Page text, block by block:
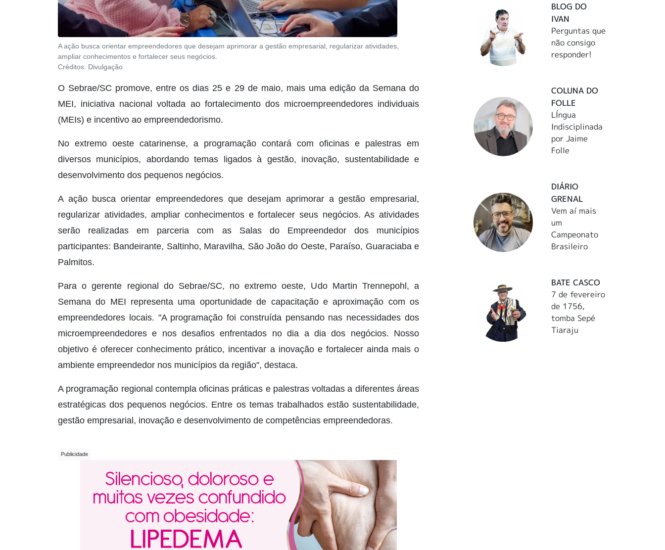
A ação busca orientar empreendedores que desejam aprimorar a gestão empresarial, regularizar atividades,
ampliar conhecimentos e fortalecer seus negócios.
Créditos: Divulgação
O Sebrae/SC promove, entre os dias 25 e 29 de maio, mais uma edição da Semana do
MEI, iniciativa nacional voltada ao fortalecimento dos microempreendedores individuais
(MEIs) e incentivo ao empreendedorismo.
No extremo oeste catarinense, a programação contará com oficinas e palestras em
diversos municípios, abordando temas ligados à gestão, inovação, sustentabilidade e
desenvolvimento dos pequenos negócios.
A ação busca orientar empreendedores que desejam aprimorar a gestão empresarial,
regularizar atividades, ampliar conhecimentos e fortalecer seus negócios. As atividades
serão realizadas em parceria com as Salas do Empreendedor dos municípios
participantes: Bandeirante, Saltinho, Maravilha, São João do Oeste, Paraíso, Guaraciaba e
Palmitos.
Para o gerente regional do Sebrae/SC, no extremo oeste, Udo Martin Trennepohl, a
Semana do MEI representa uma oportunidade de capacitação e aproximação com os
empreendedores locais. "A programação foi construída pensando nas necessidades dos
microempreendedores e nos desafios enfrentados no dia a dia dos negócios. Nosso
objetivo é oferecer conhecimento prático, incentivar a inovação e fortalecer ainda mais o
ambiente empreendedor nos municípios da região", destaca.
A programação regional contempla oficinas práticas e palestras voltadas a diferentes áreas
estratégicas dos pequenos negócios. Entre os temas trabalhados estão sustentabilidade,
gestão empresarial, inovação e desenvolvimento de competências empreendedoras.
BLOG DO
IVAN
Perguntas que
não consigo
responder!
COLUNA DO
FOLLE
LÍngua
Indisciplinada
por Jaime
Folle
DIÁRIO
GRENAL
Vem aí mais
um
Campeonato
Brasileiro
BATE CASCO
7 de fevereiro
de 1756,
tomba Sepé
Tiaraju